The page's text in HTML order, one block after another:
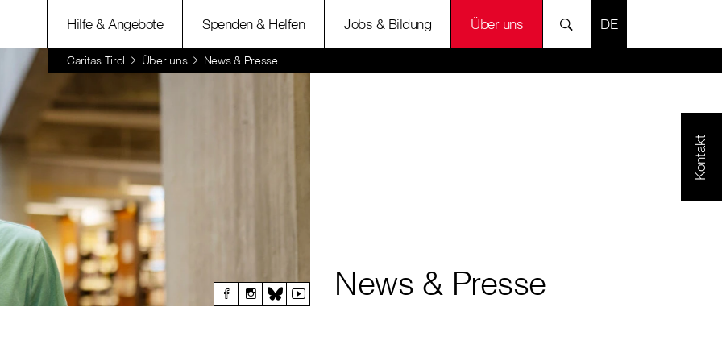
Hilfe & Angebote Spenden & Helfen Jobs & Bildung Über uns SPRACHE
Caritas Tirol Über uns News & Presse
Kontakt
News & Presse